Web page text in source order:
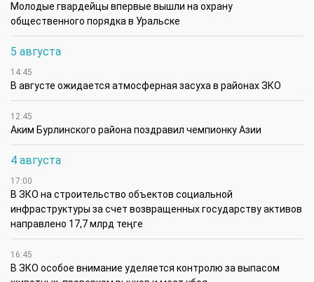
Молодые гвардейцы впервые вышли на охрану
общественного порядка в Уральске
5 августа
14:45
В августе ожидается атмосферная засуха в районах ЗКО
12:45
Аким Бурлинского района поздравил чемпионку Азии
4 августа
17:00
В ЗКО на строительство объектов социальной
инфраструктуры за счет возвращенных государству активов
направлено 17,7 млрд теңге
16:45
В ЗКО особое внимание уделяется контролю за выпасом